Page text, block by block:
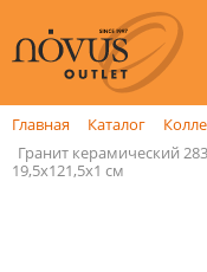
Главная Каталог
Гранит керамический
19,5x121,5x1 см